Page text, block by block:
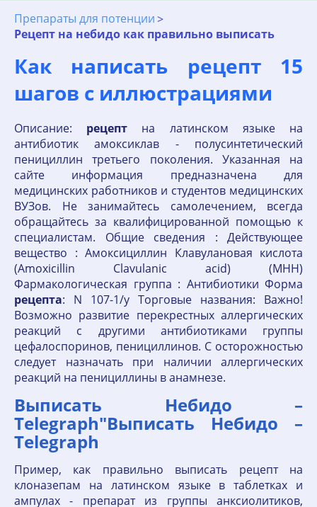
Препараты для потенции
Рецепт на небидо как правильно выписать
Как написать рецепт 15
шагов с иллюстрациями
Описание: рецепт на латинском языке на
антибиотик амоксиклав - полусинтетический
пенициллин третьего поколения. Указанная на
сайте информация предназначена для
медицинских работников и студентов медицинских
ВУЗов. Не занимайтесь самолечением, всегда
обращайтесь за квалифицированной помощью к
специалистам. Общие сведения : Действующее
вещество : Амоксициллин Клавулановая кислота
(Amoxicillin Clavulanic acid) (МНН)
Фармакологическая группа : Антибиотики Форма
рецепта: N 107-1/у Торговые названия: Важно!
Возможно развитие перекрестных аллергических
реакций с другими антибиотиками группы
цефалоспоринов, пенициллинов. С осторожностью
следует назначать при наличии аллергических
реакций на пенициллины в анамнезе.
Выписать Небидо –
Telegraph"Выписать Небидо –
Telegraph
Пример, как правильно выписать рецепт на
клоназепам на латинском языке в таблетках и
ампулах - препарат из группы анксиолитиков,